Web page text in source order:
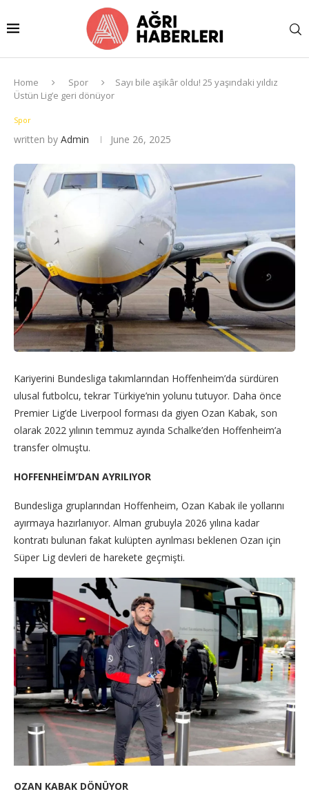
Home Spor
Sayı bile aşikâr oldu! 25 yaşındaki yıldız
Üstün Lig’e geri dönüyor
Spor
written by Admin June 26, 2025
Kariyerini Bundesliga takımlarından Hoffenheim’da sürdüren
ulusal futbolcu, tekrar Türkiye’nin yolunu tutuyor. Daha önce
Premier Lig’de Liverpool forması da giyen Ozan Kabak, son
olarak 2022 yılının temmuz ayında Schalke’den Hoffenheim’a
transfer olmuştu.
HOFFENHEİM’DAN AYRILIYOR
Bundesliga gruplarından Hoffenheim, Ozan Kabak ile yollarını
ayırmaya hazırlanıyor. Alman grubuyla 2026 yılına kadar
kontratı bulunan fakat kulüpten ayrılması beklenen Ozan için
Süper Lig devleri de harekete geçmişti.
OZAN KABAK DÖNÜYOR